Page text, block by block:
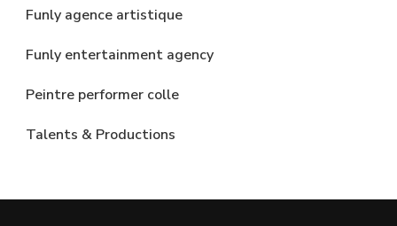
Funly agence artistique
Funly entertainment agency
Peintre performer colle
Talents & Productions